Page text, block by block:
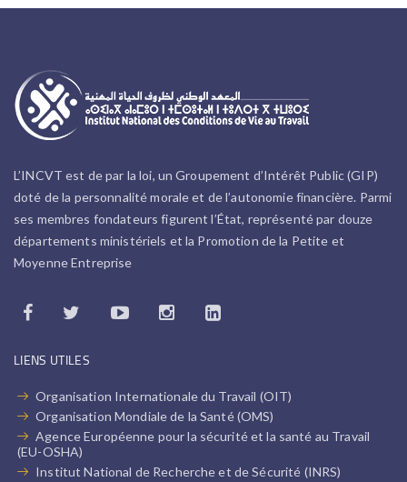
L’INCVT est de par la loi, un Groupement d’Intérêt Public (GIP)
doté de la personnalité morale et de l’autonomie financière. Parmi
ses membres fondateurs figurent l’État, représenté par douze
départements ministériels et la Promotion de la Petite et
Moyenne Entreprise
LIENS UTILES
Organisation Internationale du Travail (OIT)
Organisation Mondiale de la Santé (OMS)
Agence Européenne pour la sécurité et la santé au Travail
(EU-OSHA)
Institut National de Recherche et de Sécurité (INRS)